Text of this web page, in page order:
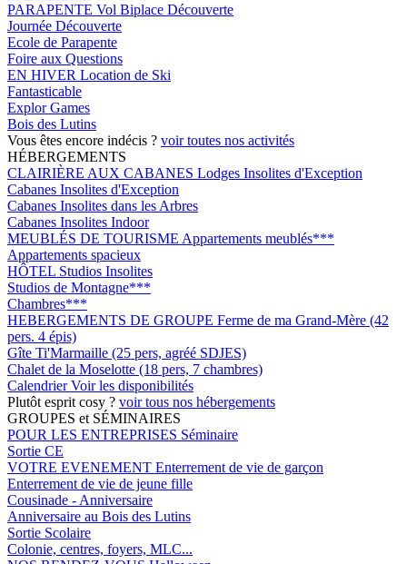
PARAPENTE Vol Biplace Découverte
Journée Découverte
Ecole de Parapente
Foire aux Questions
EN HIVER Location de Ski
Fantasticable
Explor Games
Bois des Lutins
Vous êtes encore indécis ? voir toutes nos activités
HÉBERGEMENTS
CLAIRIÈRE AUX CABANES Lodges Insolites d'Exception
Cabanes Insolites d'Exception
Cabanes Insolites dans les Arbres
Cabanes Insolites Indoor
MEUBLÉS DE TOURISME Appartements meublés***
Appartements spacieux
HÔTEL Studios Insolites
Studios de Montagne***
Chambres***
HEBERGEMENTS DE GROUPE Ferme de ma Grand-Mère (42
pers. 4 épis)
Gîte Ti'Marmaille (25 pers, agréé SDJES)
Chalet de la Moselotte (18 pers, 7 chambres)
CalendrierVoir les disponibilités
Plutôt esprit cosy ? voir tous nos hébergements
GROUPES et SÉMINAIRES
POUR LES ENTREPRISES Séminaire
Sortie CE
VOTRE EVENEMENT Enterrement de vie de garçon
Enterrement de vie de jeune fille
Cousinade - Anniversaire
Anniversaire au Bois des Lutins
Sortie Scolaire
Colonie, centres, foyers, MLC...